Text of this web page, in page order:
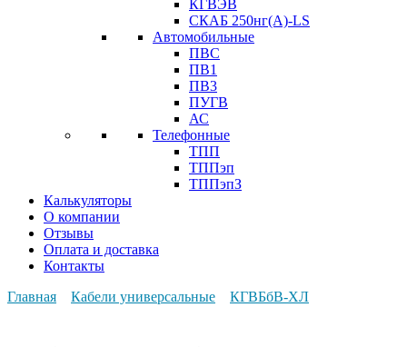
КГВЭВ
СКАБ 250нг(А)-LS
Автомобильные
ПВС
ПВ1
ПВ3
ПУГВ
АС
Телефонные
ТПП
ТППэп
ТППэпЗ
Калькуляторы
О компании
Отзывы
Оплата и доставка
Контакты
Главная
Кабели универсальные КГВБбВ-ХЛ